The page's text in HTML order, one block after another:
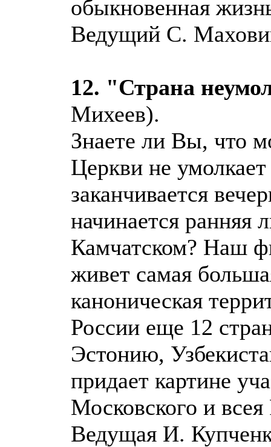
обыкновенная
Ведущий С.
12. "Страна
Михеев).
Знаете ли Вы, что
Церкви не
заканчивается
начинается ранняя
Камчатском? Наш
живет самая
каноническая
России еще 12
Эстонию,
придает картине
Московского и
Ведущая И.